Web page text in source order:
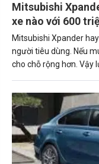
Mitsubishi
xe nào với 600
Mitsubishi Xpander
người tiêu dùng. Nếu
cho chỗ rộng hơn. Vậy